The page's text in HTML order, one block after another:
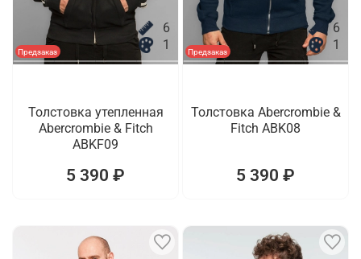
Предзаказ
6
1
Толстовка утепленная
Abercrombie & Fitch
ABKF09
5 390 ₽
Предзаказ
6
1
Толстовка Abercrombie &
Fitch ABK08
5 390 ₽